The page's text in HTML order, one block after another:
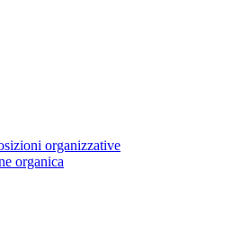
organizzative
organica